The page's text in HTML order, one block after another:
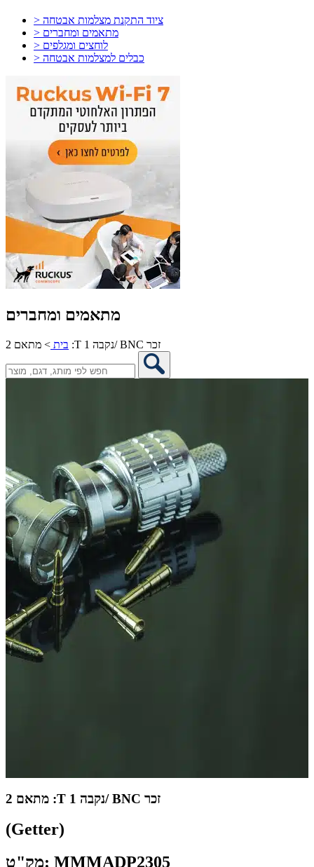
> ציוד התקנת מצלמות אבטחה
> מתאמים ומחברים
> לוחצים ומגלפים
> כבלים למצלמות אבטחה
מתאמים ומחברים
בית > מתאם 2 :T נקבה 1/ BNC זכר
מתאם 2 :T נקבה 1/ BNC זכר
(Getter)
מק"ט: MMMADP2305